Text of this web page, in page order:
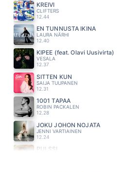
KREIVI
CLIFTERS
12.44
EN TUNNUSTA IKINÄ
LAURA NÄRHI
12.40
KIPEE (feat. Olavi Uusivirta)
VESALA
12.37
SITTEN KUN
SAIJA TUUPANEN
12.31
1001 TAPAA
ROBIN PACKALEN
12.28
JOKU JOHON NOJATA
JENNI VARTIAINEN
12.24
PULSSI